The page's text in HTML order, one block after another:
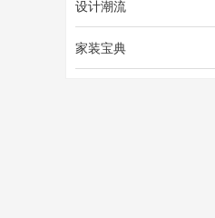
设计潮流
家装宝典